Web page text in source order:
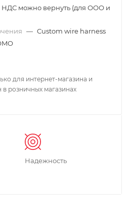
НДС можно вернуть (для ООО и
— Custom wire harness
для интернет-магазина и
в розничных магазинах
Надежность